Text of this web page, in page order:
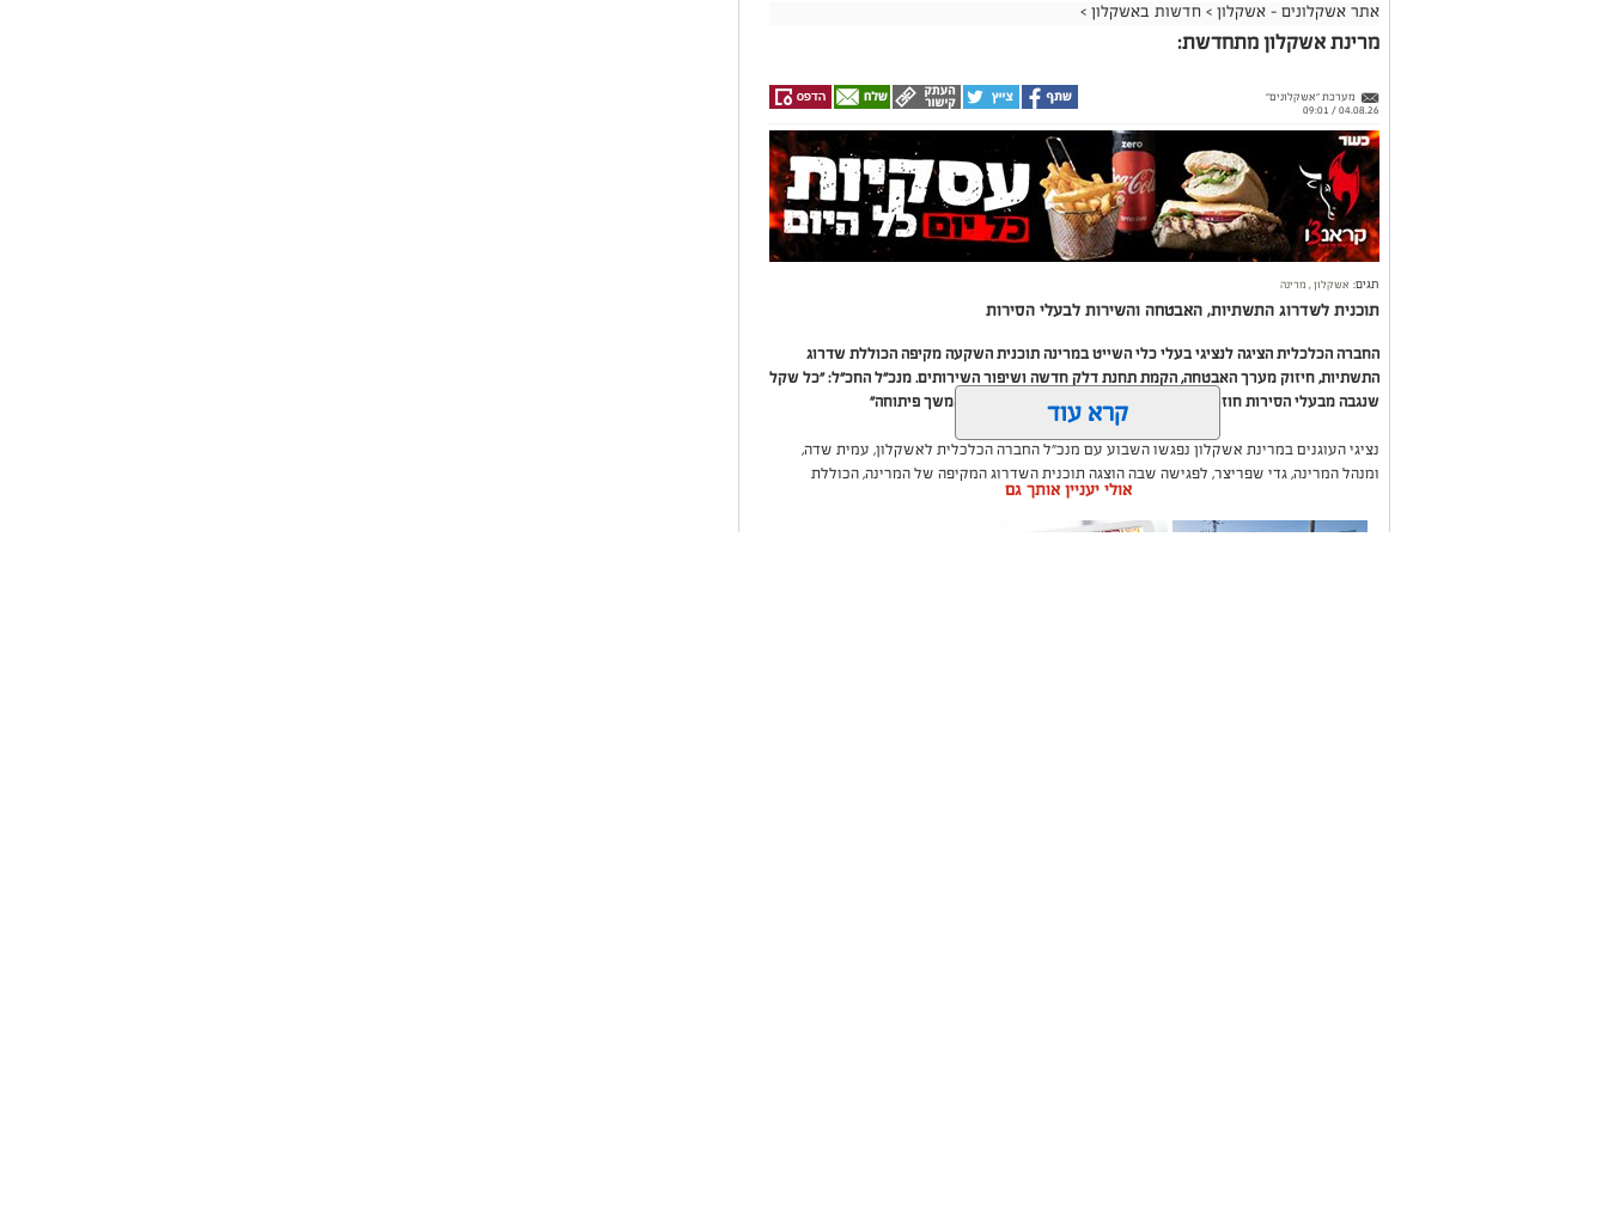
אתר אשקלונים - אשקלון > חדשות באשקלון >
מרינת אשקלון מתחדשת:
מערכת "אשקלונים"
04.08.26 / 09:01
תגים: אשקלון, מרינה
תוכנית לשדרוג התשתיות, האבטחה והשירות לבעלי הסירות
החברה הכלכלית הציגה לנציגי בעלי כלי השייט במרינה תוכנית השקעה מקיפה הכוללת שדרוג
התשתיות, חיזוק מערך האבטחה, הקמת תחנת דלק חדשה ושיפור השירותים. מנכ"ל החכ"ל: "כל שקל
שנגבה מבעלי הסירות חוזר בחזרה אליהם באמצעות שיפור המרינה והמשך פיתוחה"
נציגי העוגנים במרינת אשקלון נפגשו השבוע עם מנכ"ל החברה הכלכלית לאשקלון, עמית שדה,
ומנהל המרינה, גדי שפריצר, לפגישה שבה הוצגה תוכנית השדרוג המקיפה של המרינה, הכוללת
השקעה בתשתיות, בביטחון, בשירותים ובפיתוח המקום לטובת ציבור בעלי הסירות.
קרא עוד
אולי יעניין אותך גם